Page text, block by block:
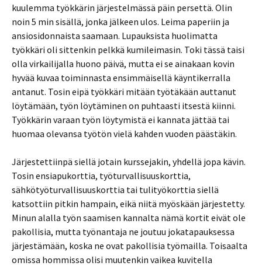
kuulemma työkkärin järjestelmässä päin persettä. Olin
noin 5 min sisällä, jonka jälkeen ulos. Leima paperiin ja
ansiosidonnaista saamaan. Lupauksista huolimatta
työkkäri oli sittenkin pelkkä kumileimasin. Toki tässä taisi
olla virkailijalla huono päivä, mutta ei se ainakaan kovin
hyvää kuvaa toiminnasta ensimmäisellä käyntikerralla
antanut. Tosin eipä työkkäri mitään työtäkään auttanut
löytämään, työn löytäminen on puhtaasti itsestä kiinni.
Työkkärin varaan työn löytymistä ei kannata jättää tai
huomaa olevansa työtön vielä kahden vuoden päästäkin.
Järjestettiinpä siellä jotain kurssejakin, yhdellä jopa kävin.
Tosin ensiapukorttia, työturvallisuuskorttia,
sähkötyöturvallisuuskorttia tai tulityökorttia siellä
katsottiin pitkin hampain, eikä niitä myöskään järjestetty.
Minun alalla työn saamisen kannalta nämä kortit eivät ole
pakollisia, mutta työnantaja ne joutuu jokatapauksessa
järjestämään, koska ne ovat pakollisia työmailla. Toisaalta
omissa hommissa olisi muutenkin vaikea kuvitella